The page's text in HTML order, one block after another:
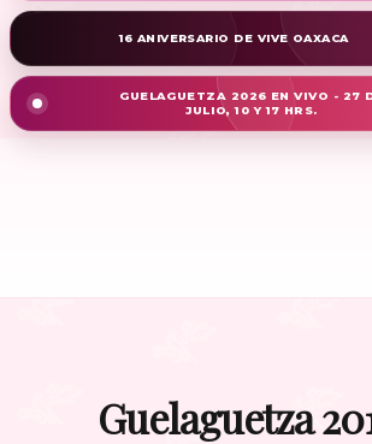
16 ANIVERSARIO DE VIVE OAXACA
GUELAGUETZA 2026 EN VIVO - 27
JULIO, 10 Y 17 HRS.
Guelaguetza